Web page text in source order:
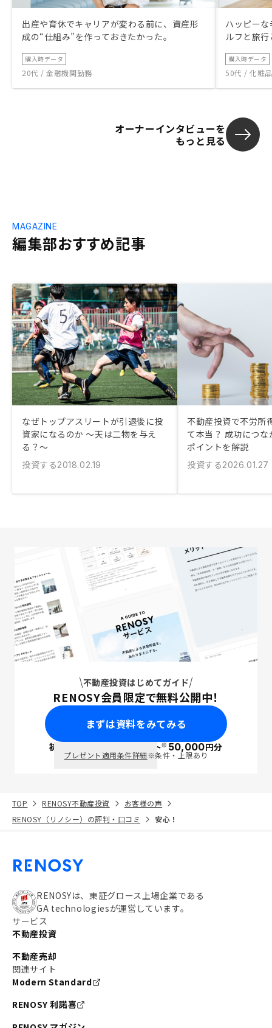
出産や育休でキャリアが変わる前に、資産形
成の“仕組み”を作っておきたかった。
購入時データ
20代 / 金融機関勤務
ハッピー
ルフと旅
購入時データ
50代 / 化粧
オーナーインタビューを
もっと見る
編集部おすすめ記事
MAGAZINE
なぜトップアスリートが引退後に投
資家になるのか ～天は二物を与え
る？～
投資する2018.02.19
不動産投資で不労所
て本当？ 成功につ
ポイントを解説
投資する2026.01.27
不動産投資はじめてガイド
RENOSY会員限定で無料公開中！
まずは資料をみてみる
初回面談で ポイント※50,000円分
プレゼント適用条件詳細※条件・上限あり
TOP RENOSY不動産投資
お客様の声
RENOSY（リノシー）の評判・口コミ
安心！
RENOSYは、東証グロース上場企業である
GA technologiesが運営しています。
サービス
不動産投資
不動産売却
関連サイト
Modern Standard
RENOSY 利諾喜